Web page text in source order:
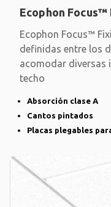
Ecophon
Ecophon Focus™
definidas entre los
acomodar diversas
techo
Absorción clase A
Cantos pintados
Placas plegables